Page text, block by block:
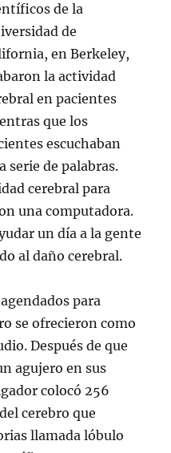
de la
de
en Berkeley,
la actividad
en pacientes
que los
escuchaban
serie de palabras.
cerebral para
una computadora.
un día a la gente
al daño cerebral.
para
se ofrecieron como
Después de que
agujero en sus
colocó 256
cerebro que
llamada lóbulo